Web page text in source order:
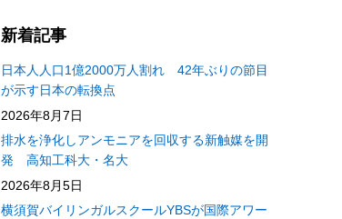
新着記事
日本人人口1億2000万人割れ 42年ぶりの節目
が示す日本の転換点
2026年8月7日
排水を浄化しアンモニアを回収する新触媒を開
発 高知工科大・名大
2026年8月5日
横須賀バイリンガルスクールYBSが国際アワー